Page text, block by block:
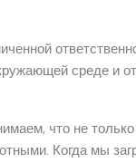
среде и
что не
Когда мы